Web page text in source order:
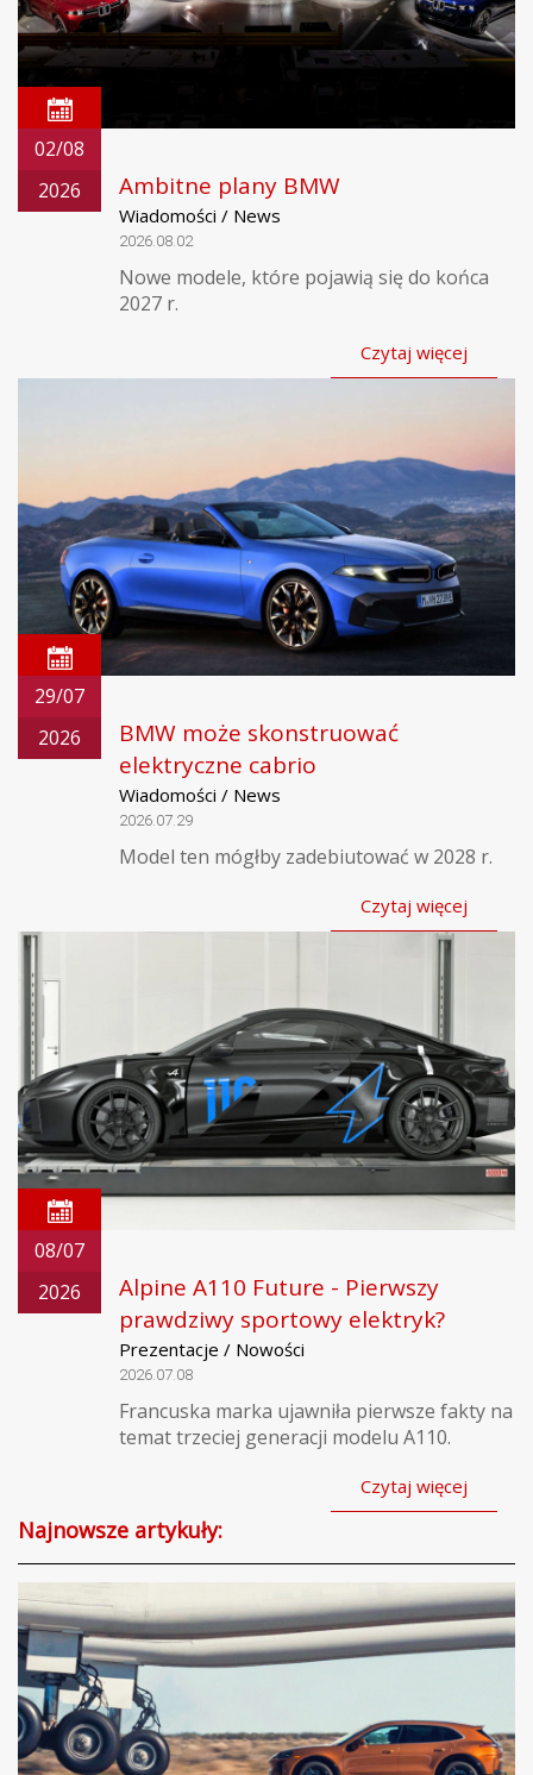
02/08
2026
Ambitne plany BMW
Wiadomości / News
2026.08.02
Nowe modele, które pojawią się do końca
2027 r.
Czytaj więcej
29/07
2026
BMW może skonstruować
elektryczne cabrio
Wiadomości / News
2026.07.29
Model ten mógłby zadebiutować w 2028 r.
Czytaj więcej
08/07
2026
Alpine A110 Future - Pierwszy
prawdziwy sportowy elektryk?
Prezentacje / Nowości
2026.07.08
Francuska marka ujawniła pierwsze fakty na
temat trzeciej generacji modelu A110.
Czytaj więcej
Najnowsze artykuły: